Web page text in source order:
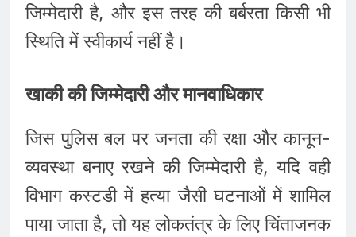
जिम्मेदारी है, और इस तरह की बर्बरता किसी भी
स्थिति में स्वीकार्य नहीं है।
खाकी की जिम्मेदारी और मानवाधिकार
जिस पुलिस बल पर जनता की रक्षा और कानून-
व्यवस्था बनाए रखने की जिम्मेदारी है, यदि वही
विभाग कस्टडी में हत्या जैसी घटनाओं में शामिल
पाया जाता है, तो यह लोकतंत्र के लिए चिंताजनक